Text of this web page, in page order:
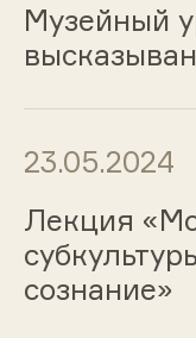
Музейный
23.05.2024
Лекция
сознание»